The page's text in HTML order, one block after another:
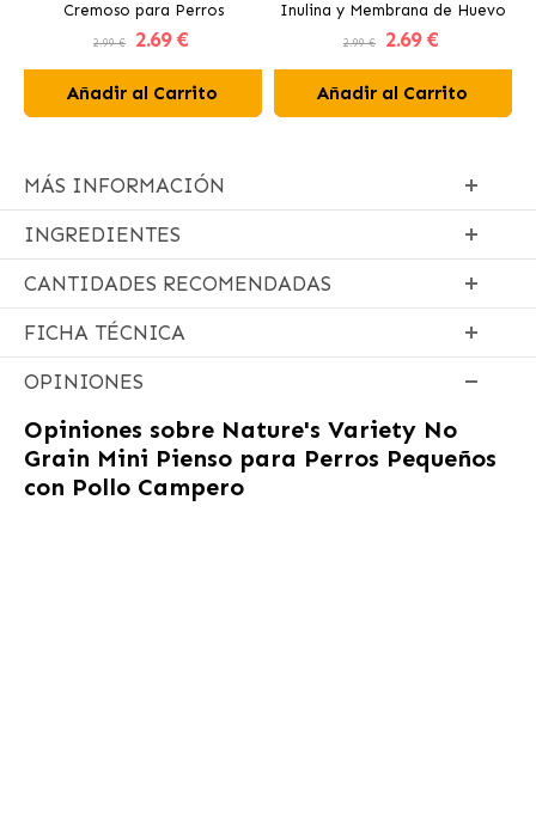
Cremoso para Perros
2.99 € 2.69 €
Añadir al Carrito
Inulina y Membrana de Huevo
para Perros y Gatos
2.99 € 2.69 €
Añadir al Carrito
MÁS INFORMACIÓN
INGREDIENTES
CANTIDADES RECOMENDADAS
FICHA TÉCNICA
OPINIONES
Opiniones sobre Nature's Variety No
Grain Mini Pienso para Perros Pequeños
con Pollo Campero